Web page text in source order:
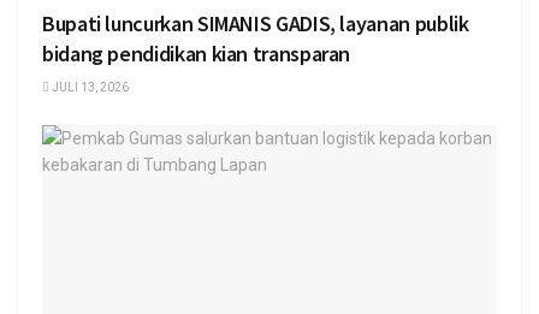
Bupati luncurkan SIMANIS GADIS, layanan publik
bidang pendidikan kian transparan
JULI 13, 2026